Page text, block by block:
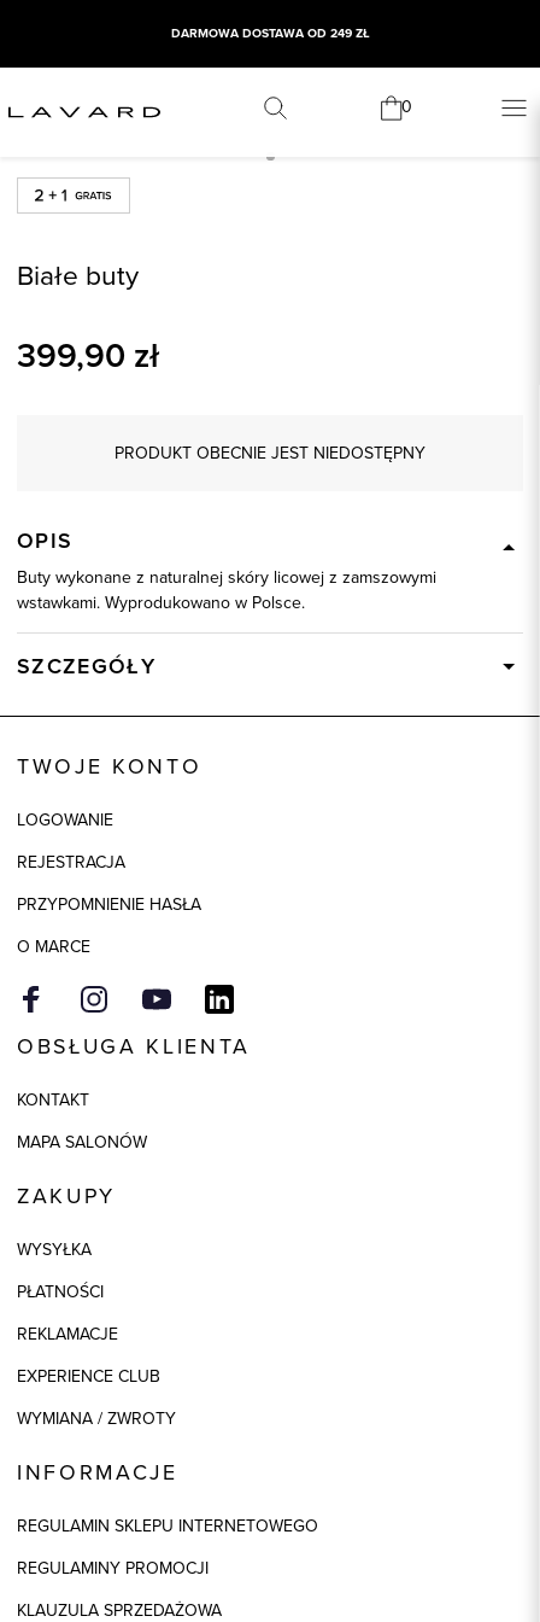
DARMOWA DOSTAWA OD 249 ZŁ
0
Białe buty
399,90 zł
PRODUKT OBECNIE JEST NIEDOSTĘPNY
OPIS
Buty wykonane z naturalnej skóry licowej z zamszowymi
wstawkami. Wyprodukowano w Polsce.
SZCZEGÓŁY
Skład tkaniny
Rozmiar
TWOJE KONTO
LOGOWANIE
REJESTRACJA
PRZYPOMNIENIE HASŁA
O MARCE
OBSŁUGA KLIENTA
KONTAKT
MAPA SALONÓW
ZAKUPY
WYSYŁKA
PŁATNOŚCI
REKLAMACJE
EXPERIENCE CLUB
WYMIANA / ZWROTY
INFORMACJE
REGULAMIN SKLEPU INTERNETOWEGO
REGULAMINY PROMOCJI
KLAUZULA SPRZEDAŻOWA